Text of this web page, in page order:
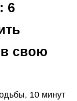
6
в свою
10 минут